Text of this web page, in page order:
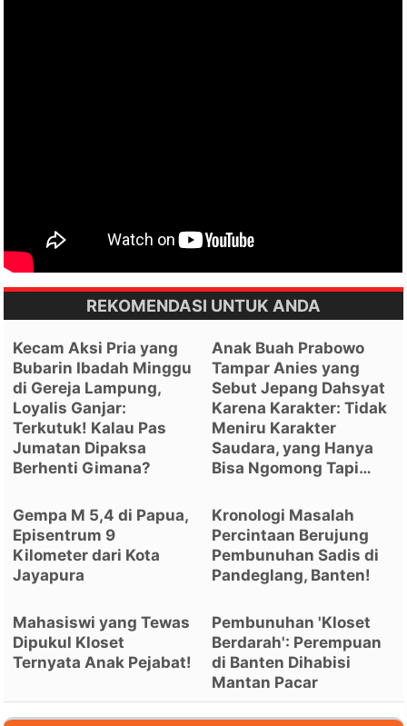
REKOMENDASI UNTUK ANDA
Kecam Aksi Pria yang
Bubarin Ibadah Minggu
di Gereja Lampung,
Loyalis Ganjar:
Terkutuk! Kalau Pas
Jumatan Dipaksa
Berhenti Gimana?
Anak Buah Prabowo
Tampar Anies yang
Sebut Jepang Dahsyat
Karena Karakter: Tidak
Meniru Karakter
Saudara, yang Hanya
Bisa Ngomong Tapi…
Gempa M 5,4 di Papua,
Episentrum 9
Kilometer dari Kota
Jayapura
Kronologi Masalah
Percintaan Berujung
Pembunuhan Sadis di
Pandeglang, Banten!
Mahasiswi yang Tewas
Dipukul Kloset
Ternyata Anak Pejabat!
Pembunuhan 'Kloset
Berdarah': Perempuan
di Banten Dihabisi
Mantan Pacar